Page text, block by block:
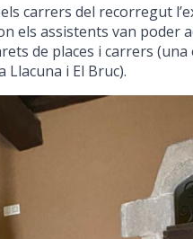
carrers del recorregut
els assistents van
de places i carrers
i El Bruc).